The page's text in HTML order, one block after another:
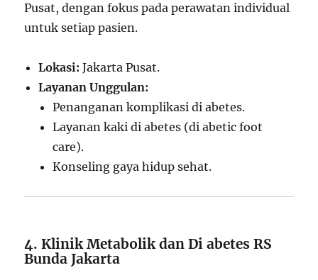
Pusat, dengan fokus pada perawatan individual
untuk setiap pasien.
Lokasi: Jakarta Pusat.
Layanan Unggulan:
Penanganan komplikasi di abetes.
Layanan kaki di abetes (di abetic foot
care).
Konseling gaya hidup sehat.
4. Klinik Metabolik dan Di abetes RS
Bunda Jakarta